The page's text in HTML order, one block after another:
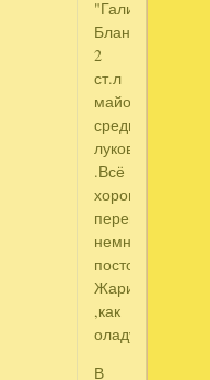
"Галину
Бланку"),
2
ст.л
майонеза,2
средних
.Всё
хорошо
немного
постоять
Жарить
,как
оладушки.
В